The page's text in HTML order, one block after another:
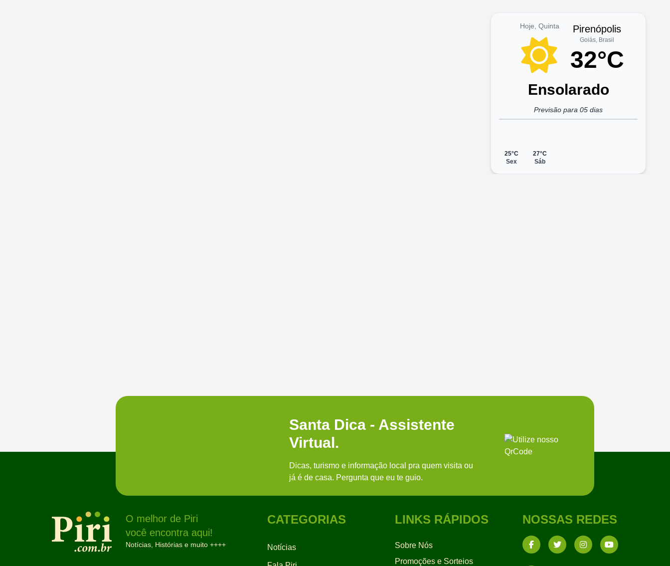
Hoje, Quinta Pirenópolis
Goiás, Brasil
32°C
Ensolarado
Previsão para 05 dias
25°C
Sex
27°C
Sáb
Santa Dica - Assistente
Virtual.
Dicas, turismo e informação local pra quem visita ou
já é de casa. Pergunta que eu te guio.
O melhor de Piri
você encontra aqui!
Notícias, Histórias e muito ++++
CATEGORIAS
Notícias
LINKS RÁPIDOS
Sobre Nós
Promoções e Sorteios
NOSSAS REDES